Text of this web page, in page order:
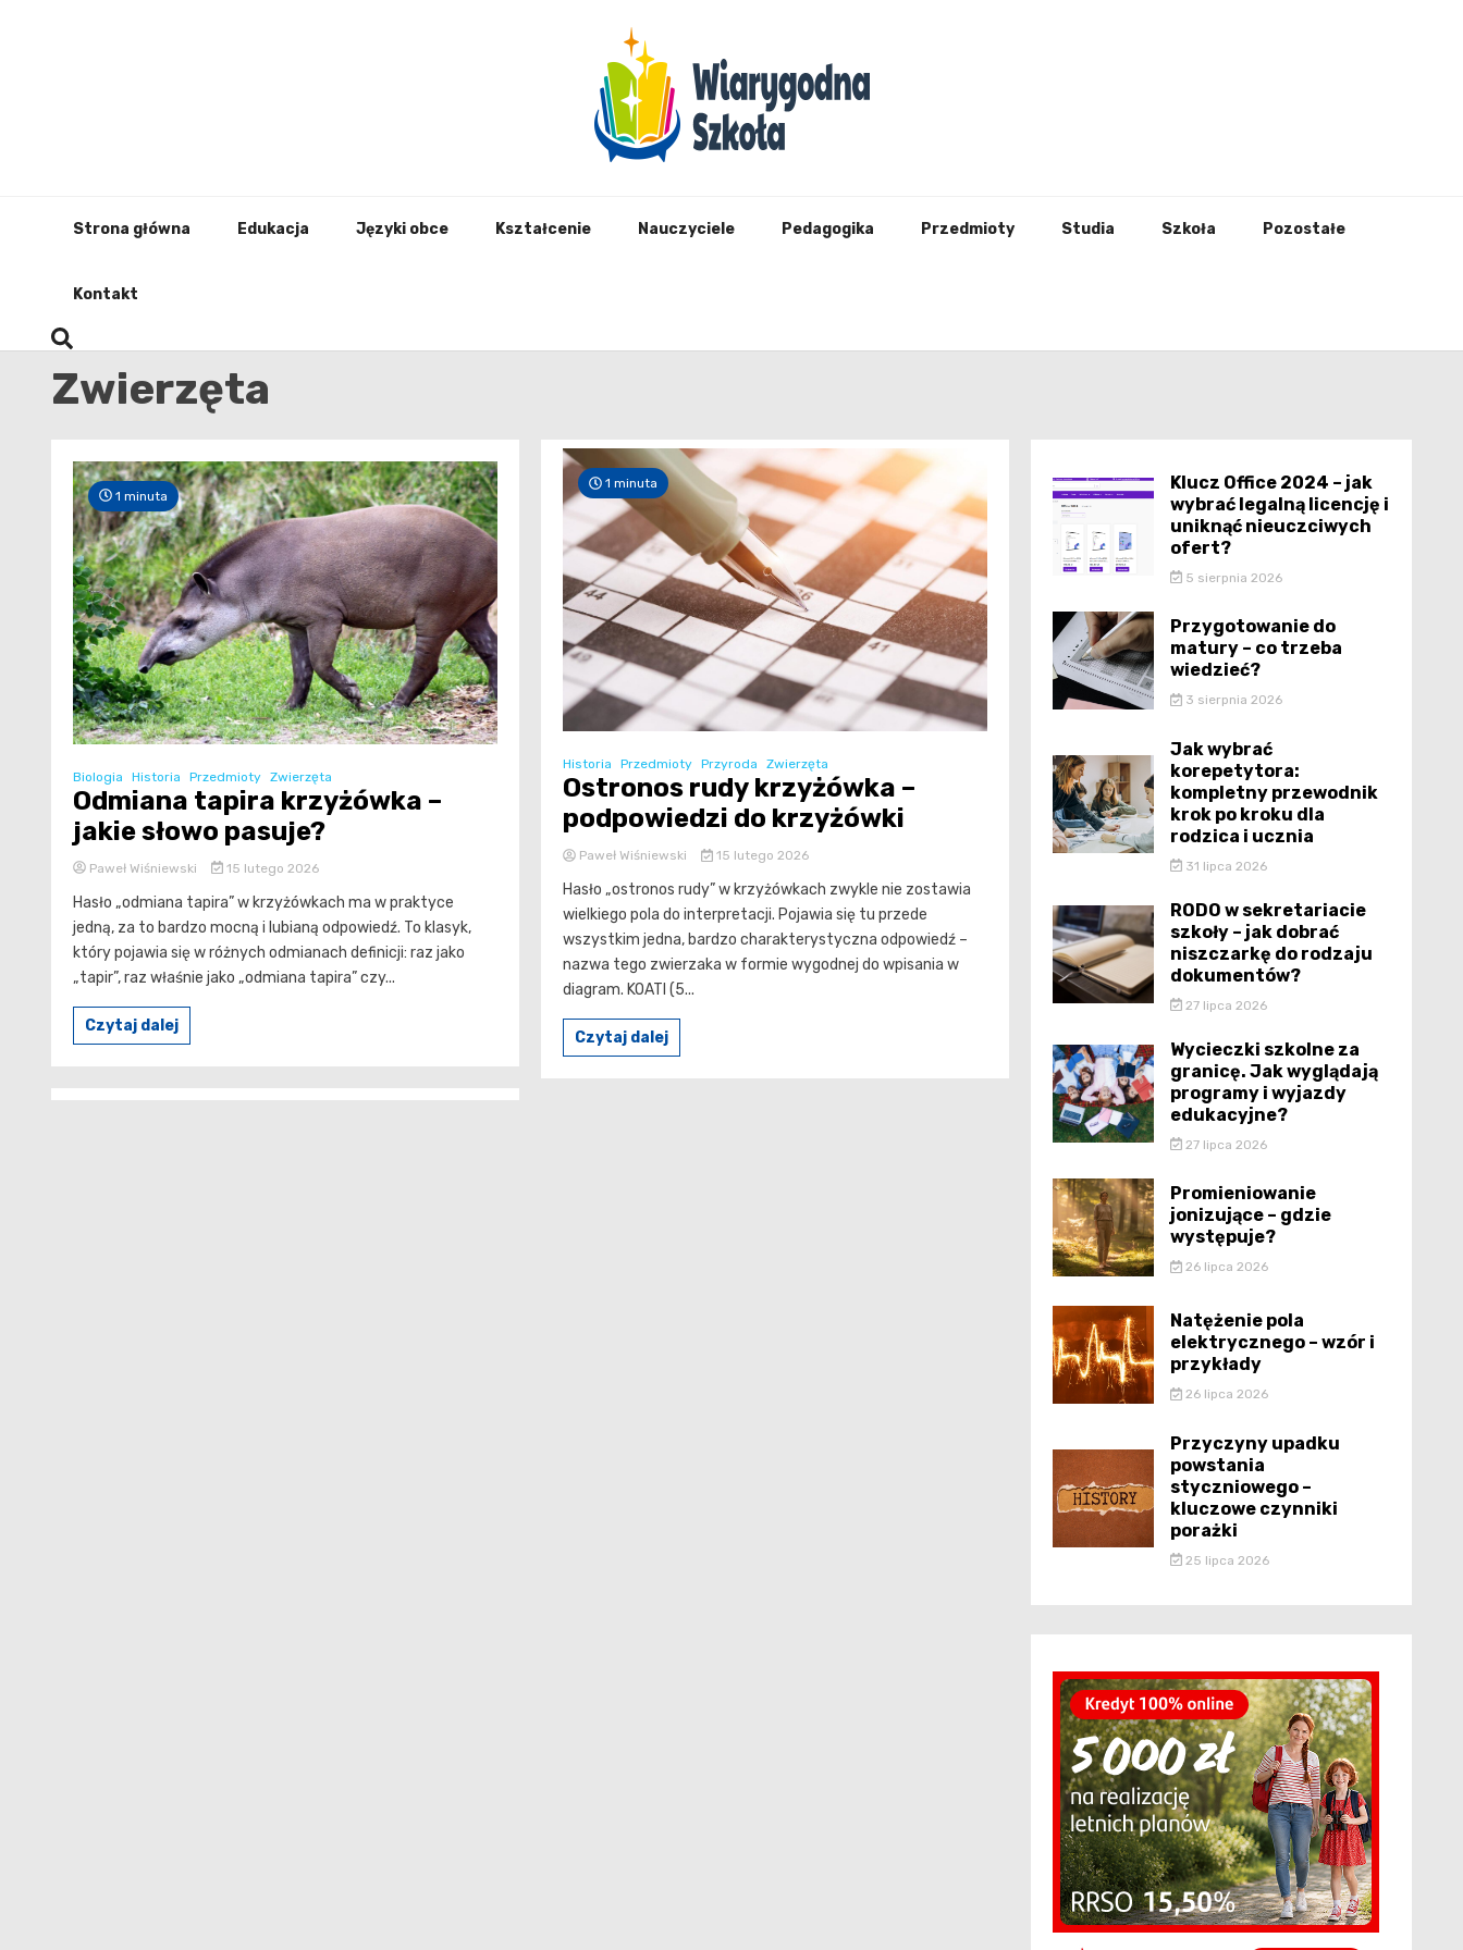
Strona główna Edukacja Języki obce Kształcenie Nauczyciele Pedagogika Przedmioty Studia Szkoła Pozostałe
Kontakt
Zwierzęta
1 minuta
Biologia Historia Przedmioty Zwierzęta
Odmiana tapira krzyżówka –
jakie słowo pasuje?
Paweł Wiśniewski 15 lutego 2026
Hasło „odmiana tapira” w krzyżówkach ma w praktyce
jedną, za to bardzo mocną i lubianą odpowiedź. To klasyk,
który pojawia się w różnych odmianach definicji: raz jako
„tapir”, raz właśnie jako „odmiana tapira” czy...
Czytaj dalej
1 minuta
Historia Przedmioty Przyroda Zwierzęta
Ostronos rudy krzyżówka –
podpowiedzi do krzyżówki
Paweł Wiśniewski 15 lutego 2026
Hasło „ostronos rudy” w krzyżówkach zwykle nie zostawia
wielkiego pola do interpretacji. Pojawia się tu przede
wszystkim jedna, bardzo charakterystyczna odpowiedź –
nazwa tego zwierzaka w formie wygodnej do wpisania w
diagram. KOATI (5...
Czytaj dalej
Klucz Office 2024 – jak
wybrać legalną licencję i
uniknąć nieuczciwych
ofert?
5 sierpnia 2026
Przygotowanie do
matury – co trzeba
wiedzieć?
3 sierpnia 2026
Jak wybrać
korepetytora:
kompletny przewodnik
krok po kroku dla
rodzica i ucznia
31 lipca 2026
RODO w sekretariacie
szkoły – jak dobrać
niszczarkę do rodzaju
dokumentów?
27 lipca 2026
Wycieczki szkolne za
granicę. Jak wyglądają
programy i wyjazdy
edukacyjne?
27 lipca 2026
Promieniowanie
jonizujące – gdzie
występuje?
26 lipca 2026
Natężenie pola
elektrycznego – wzór i
przykłady
26 lipca 2026
Przyczyny upadku
powstania
styczniowego –
kluczowe czynniki
porażki
25 lipca 2026